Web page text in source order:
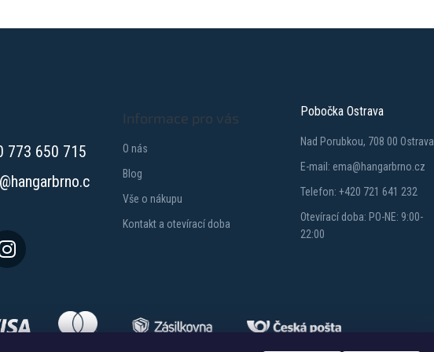
773 650 715
@hangarbrno.c
Informace pro vás
O nás
Blog
Vše o nákupu
Kontakt a otevírací doba
Pobočka Ostrava
Nad Porubkou, 708 00 Ostrava
E-mail: ema@hangarbrno.cz
Telefon: +420 721 641 232
Otevírací doba: PO-NE: 9:00-
22:00